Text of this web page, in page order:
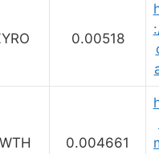
0.00518
0.004661